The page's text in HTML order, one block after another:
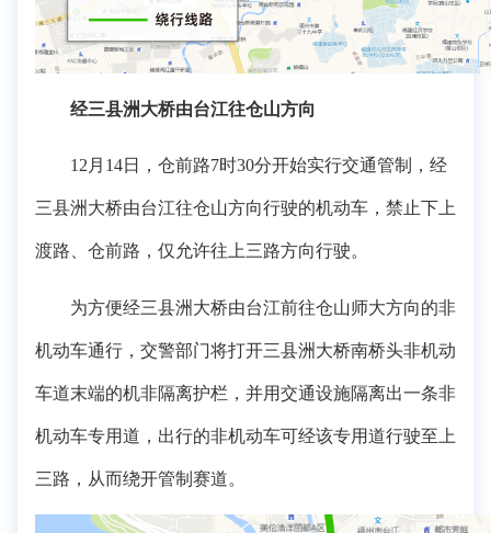
经三县洲大桥由台江往仓山方向
12月14日，仓前路7时30分开始实行交通管制，经
三县洲大桥由台江往仓山方向行驶的机动车，禁止下上
渡路、仓前路，仅允许往上三路方向行驶。
为方便经三县洲大桥由台江前往仓山师大方向的非
机动车通行，交警部门将打开三县洲大桥南桥头非机动
车道末端的机非隔离护栏，并用交通设施隔离出一条非
机动车专用道，出行的非机动车可经该专用道行驶至上
三路，从而绕开管制赛道。